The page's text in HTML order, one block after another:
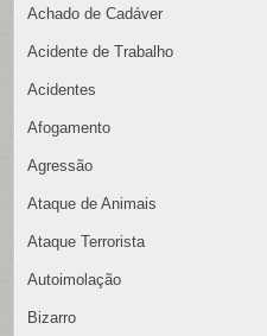
Achado de Cadáver
Acidente de Trabalho
Acidentes
Afogamento
Agressão
Ataque de Animais
Ataque Terrorista
Autoimolação
Bizarro